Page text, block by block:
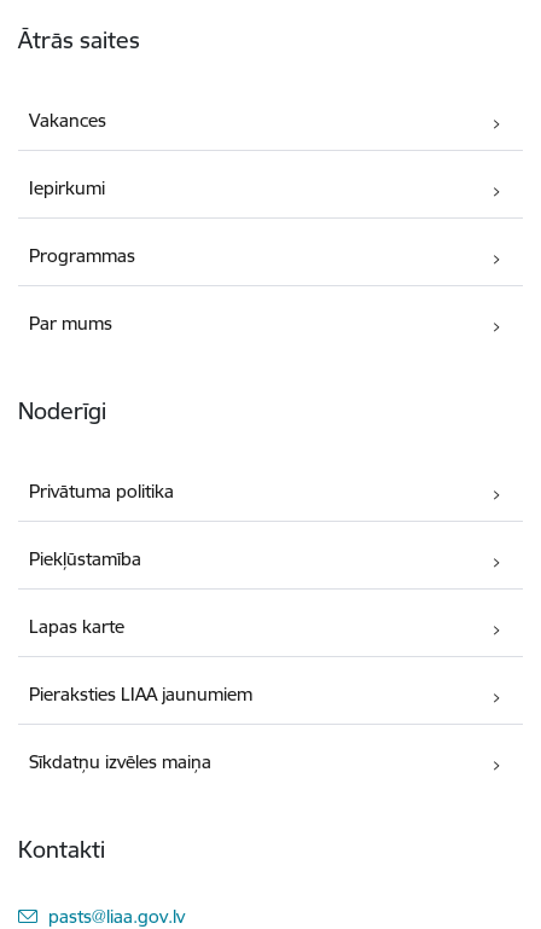
Ātrās saites
Vakances
Iepirkumi
Programmas
Par mums
Noderīgi
Privātuma politika
Piekļūstamība
Lapas karte
Pieraksties LIAA jaunumiem
Sīkdatņu izvēles maiņa
Kontakti
E-pasts:
pasts@liaa.gov.lv